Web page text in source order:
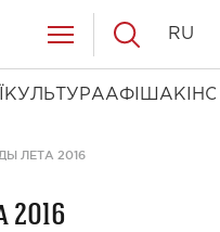
КУЛЬТУРААФІША КІНО
RU
ЛЕТА 2016
2016